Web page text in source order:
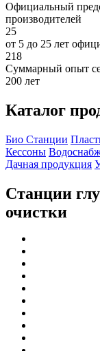
Официальный
производителей
25
от 5 до 25 лет
218
Суммарный опыт
200 лет
Каталог
Био Станции
Кессоны
Дачная продукция
Станции
очистки